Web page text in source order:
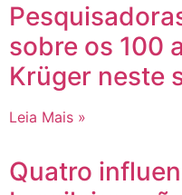
sobre os 100
Krüger neste
Leia Mais »
Quatro